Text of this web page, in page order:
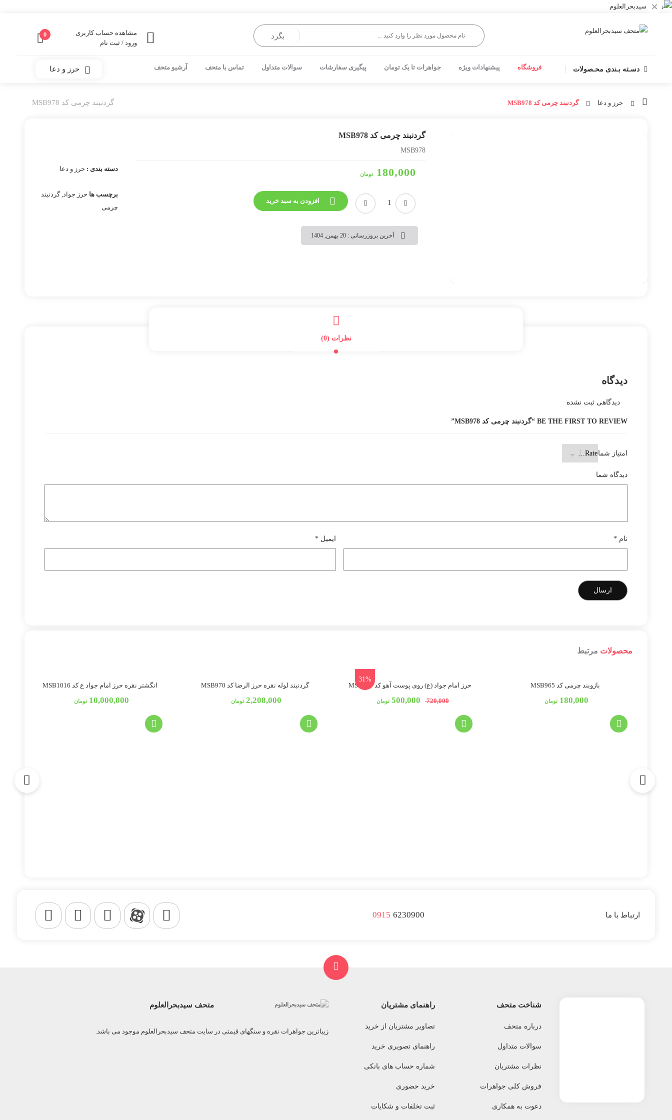
×
بگرد 0
مشاهده حساب کاربری
ورود / ثبت نام
دسـته بـندی محـصولات فروشگاه پیشنهادات ویژه جواهرات تا یک تومان پیگیری سفارشات سوالات متداول تماس با متحف آرشیو متحف حرز و دعا
گردنبند چرمی کد MSB978 حرز و دعا گردنبند چرمی کد MSB978
گردنبند چرمی کد MSB978
MSB978
180,000 تومان
افزودن به سبد خرید
آخرین بروزرسانی : 20 بهمن, 1404
دسته بندی : حرز و دعا
برچسب ها حرز جواد,گردنبند
چرمی
نظرات (0)
دیدگاه
دیدگاهی ثبت نشده
BE THE FIRST TO REVIEW “گردنبند چرمی کد MSB978”
امتیاز شما
دیدگاه شما
نام * ایمیل *
محصولات مرتبط
بازوبند چرمی کد MSB965
180,000 تومان
31%
حرز امام جواد (ع) روی پوست آهو کد MSB967
720,000
500,000 تومان
گردنبند لوله نقره حرز الرضا کد MSB970
2,208,000 تومان
انگشتر نقره حرز امام جواد ع کد MSB1016
10,000,000 تومان
ارتباط با ما 0915 6230900
شناخت متحف
درباره متحف
سوالات متداول
نظرات مشتریان
فروش کلی جواهرات
دعوت به همکاری
راهنمای مشتریان
تصاویر مشتریان از خرید
راهنمای تصویری خرید
شماره حساب های بانکی
خرید حضوری
ثبت تخلفات و شکایات
متحف سیدبحرالعلوم
زیباترین جواهرات نقره و سنگهای قیمتی در سایت متحف سیدبحرالعلوم موجود می باشد.